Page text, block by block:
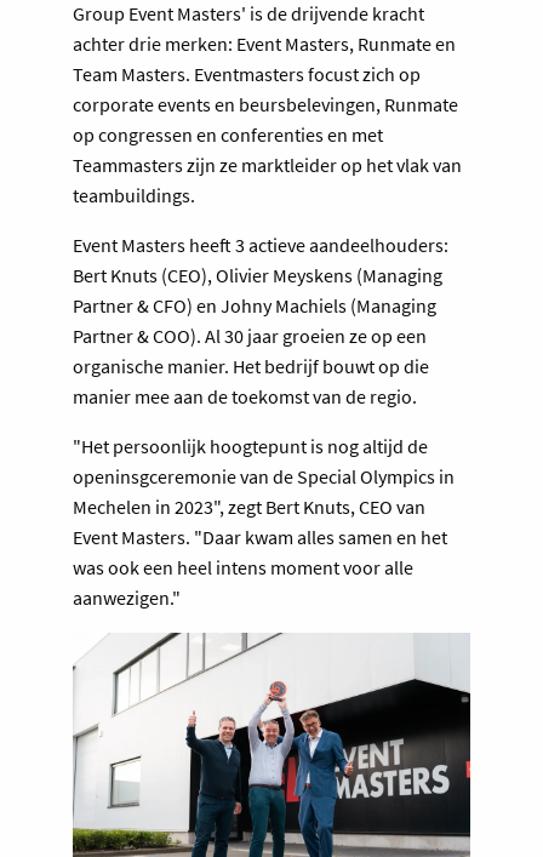
Group Event Masters' is de drijvende kracht
achter drie merken: Event Masters, Runmate en
Team Masters. Eventmasters focust zich op
corporate events en beursbelevingen, Runmate
op congressen en conferenties en met
Teammasters zijn ze marktleider op het vlak van
teambuildings.
Event Masters heeft 3 actieve aandeelhouders:
Bert Knuts (CEO), Olivier Meyskens (Managing
Partner & CFO) en Johny Machiels (Managing
Partner & COO). Al 30 jaar groeien ze op een
organische manier. Het bedrijf bouwt op die
manier mee aan de toekomst van de regio.
"Het persoonlijk hoogtepunt is nog altijd de
openinsgceremonie van de Special Olympics in
Mechelen in 2023", zegt Bert Knuts, CEO van
Event Masters. "Daar kwam alles samen en het
was ook een heel intens moment voor alle
aanwezigen."